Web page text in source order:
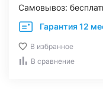
Самовывоз:
Гарантия 12
В избранное
В сравнение